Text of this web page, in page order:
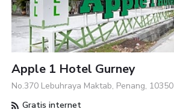
Apple 1 Hotel Gurney
No.370 Lebuhraya Maktab, Penang, 10350
Gratis internet